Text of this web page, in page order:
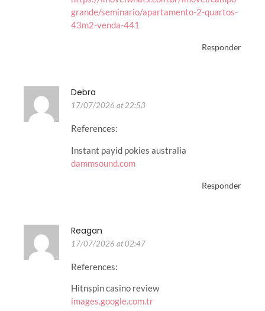
grande/seminario/apartamento-2-quartos-
43m2-venda-441
Responder
Debra
17/07/2026 at 22:53
References:
Instant payid pokies australia
dammsound.com
Responder
Reagan
17/07/2026 at 02:47
References:
Hitnspin casino review
images.google.com.tr